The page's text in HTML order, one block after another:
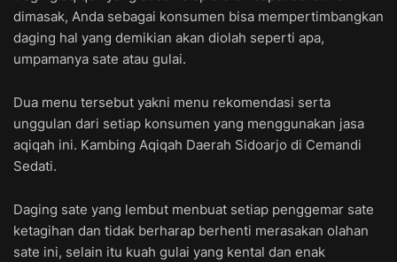
dimasak, Anda sebagai konsumen bisa mempertimbangkan
daging hal yang demikian akan diolah seperti apa,
umpamanya sate atau gulai.
Dua menu tersebut yakni menu rekomendasi serta
unggulan dari setiap konsumen yang menggunakan jasa
aqiqah ini. Kambing Aqiqah Daerah Sidoarjo di Cemandi
Sedati.
Daging sate yang lembut menbuat setiap penggemar sate
ketagihan dan tidak berharap berhenti merasakan olahan
sate ini, selain itu kuah gulai yang kental dan enak